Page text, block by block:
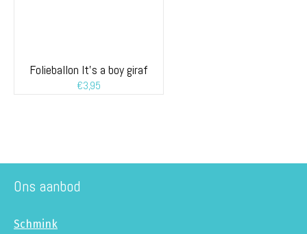
Folieballon It’s a boy giraf
€3,95
Ons aanbod
Schmink